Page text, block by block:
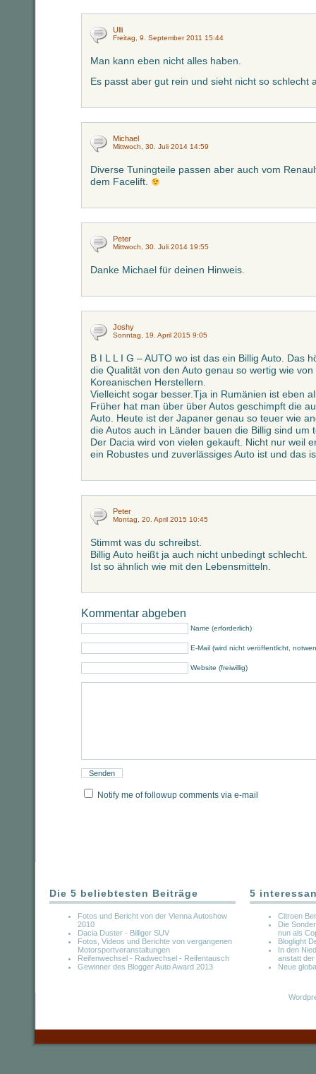
Ulli
Freitag, 9. September 2011 15:44
Man kann eben nicht alles haben.
Es passt aber gut rein und sieht nicht so schlecht
Michael
Mittwoch, 30. Juli 2014 14:59
Diverse Tuningteile passen aber auch vom
dem Facelift.
Peter
Mittwoch, 30. Juli 2014 19:55
Danke Michael für deinen Hinweis.
Joshy
Sonntag, 19. April 2015 9:05
B I L L I G – AUTO wo ist das ein Billig Auto. Das
die Qualität von den Auto genau so wertig wie
Koreanischen Herstellern.
Vielleicht sogar besser.Tja in Rumänien ist eben
Früher hat man über über Autos geschimpft die
Auto. Heute ist der Japaner genau so teuer wie
die Autos auch in Länder bauen die Billig sind um
Der Dacia wird von vielen gekauft. Nicht nur weil
ein Robustes und zuverlässiges Auto ist und das
Peter
Montag, 20. April 2015 10:45
Stimmt was du schreibst.
Billig Auto heißt ja auch nicht unbedingt schlecht.
Ist so ähnlich wie mit den Lebensmitteln.
Kommentar abgeben
Name (erforderlich)
E-Mail (wird nicht veröffentlicht,
Website (freiwillig)
Notify me of followup comments via e-mail
Die 5 beliebtesten Beiträge
Fotos und Bericht von der Vienna Autoshow
2010
Dacia Duster - Billiger SUV
Fotos, Videos und Berichte von vergangenen
Motorsportveranstaltungen
Reifenwechsel - Radwechsel - Reifentausch
Gewinner des Blogger Auto Award 2013
5
Citroen
Die
nun als
Bloglight
In den
anstatt
Neue